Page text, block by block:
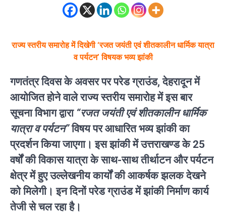
राज्य स्तरीय समारोह में दिखेगी ‘रजत जयंती एवं शीतकालीन धार्मिक यात्रा
व पर्यटन’ विषयक भव्य झांकी
गणतंत्र दिवस के अवसर पर परेड ग्राउंड, देहरादून में
आयोजित होने वाले राज्य स्तरीय समारोह में इस बार
सूचना विभाग द्वारा “रजत जयंती एवं शीतकालीन धार्मिक
यात्रा व पर्यटन”विषय पर आधारित भव्य झांकी का
प्रदर्शन किया जाएगा। इस झांकी में उत्तराखण्ड के 25
वर्षों की विकास यात्रा के साथ-साथ तीर्थाटन और पर्यटन
क्षेत्र में हुए उल्लेखनीय कार्यों की आकर्षक झलक देखने
को मिलेगी। इन दिनों परेड ग्राउंड में झांकी निर्माण कार्य
तेजी से चल रहा है।